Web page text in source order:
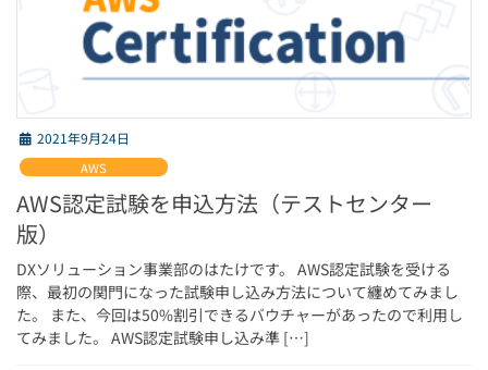
2021年9月24日
AWS
AWS認定試験を申込方法（テストセンター
版）
DXソリューション事業部のはたけです。 AWS認定試験を受ける
際、最初の関門になった試験申し込み方法について纏めてみまし
た。 また、今回は50%割引できるバウチャーがあったので利用し
てみました。 AWS認定試験申し込み準 […]